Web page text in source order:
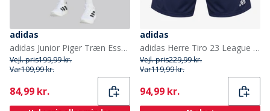
adidas
adidas Junior Piger Træn Essentielle 3-Striber Shorts Wonder Sage/Hvid
Vejl. pris199,99 kr.
Var109,99 kr.
Current
84,99 kr.
adidas
adidas Herre Tiro 23 League Shorts Team Navy Blue/Hvid
Vejl. pris229,99 kr.
Var119,99 kr.
Current
94,99 kr.